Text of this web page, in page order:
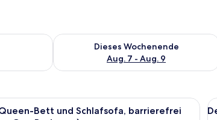
für morgen, Aug. 8 - Aug. 9.
Dieses Wochenende
Aug. 7 - Aug. 9
Überprüfe die Verfügbarkeit für
mit Spiegel, einem Kleiderschrank und einem
Ein Hotelzimmer mit einem großen
Bett und Schlafsofa, barrierefrei